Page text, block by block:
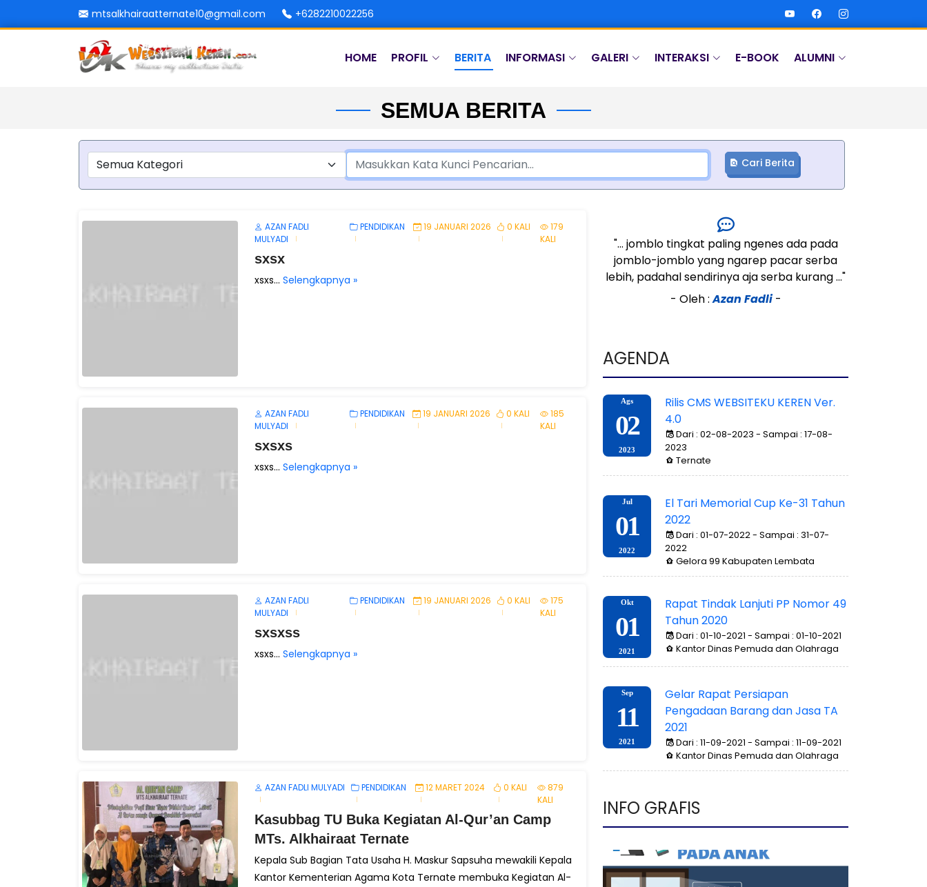
mtsalkhairaatternate10@gmail.com +6282210022256
HOME PROFIL BERITA INFORMASI GALERI INTERAKSI E-BOOK ALUMNI
SEMUA BERITA
Cari Berita
AZAN FADLI
MULYADI
PENDIDIKAN 19 JANUARI 2026 0 KALI
179
KALI
sxsx
xsxs... Selengkapnya »
AZAN FADLI
MULYADI
PENDIDIKAN 19 JANUARI 2026 0 KALI
185
KALI
sxsxs
xsxs... Selengkapnya »
AZAN FADLI
MULYADI
PENDIDIKAN 19 JANUARI 2026 0 KALI
175
KALI
sxsxss
xsxs... Selengkapnya »
AZAN FADLI MULYADI PENDIDIKAN 12 MARET 2024 0 KALI
879
KALI
Kasubbag TU Buka Kegiatan Al-Qur’an Camp
MTs. Alkhairaat Ternate
Kepala Sub Bagian Tata Usaha H. Maskur Sapsuha mewakili Kepala
Kantor Kementerian Agama Kota Ternate membuka Kegiatan Al-
"... jomblo tingkat paling ngenes ada pada
jomblo-jomblo yang ngarep pacar serba
lebih, padahal sendirinya aja serba kurang ..."
- Oleh :Azan Fadli-
AGENDA
Ags
02
Rilis CMS WEBSITEKU KEREN Ver.
4.0
Dari : 02-08-2023 - Sampai : 17-08-
2023
Ternate
Jul
01
El Tari Memorial Cup Ke-31 Tahun
2022
Dari : 01-07-2022 - Sampai : 31-07-
2022
Gelora 99 Kabupaten Lembata
Okt
01
2021
Rapat Tindak Lanjuti PP Nomor 49
Tahun 2020
Dari : 01-10-2021 - Sampai : 01-10-2021
Kantor Dinas Pemuda dan Olahraga
Sep
11
Gelar Rapat Persiapan
Pengadaan Barang dan Jasa TA
2021
Dari : 11-09-2021 - Sampai : 11-09-2021
Kantor Dinas Pemuda dan Olahraga
INFO GRAFIS